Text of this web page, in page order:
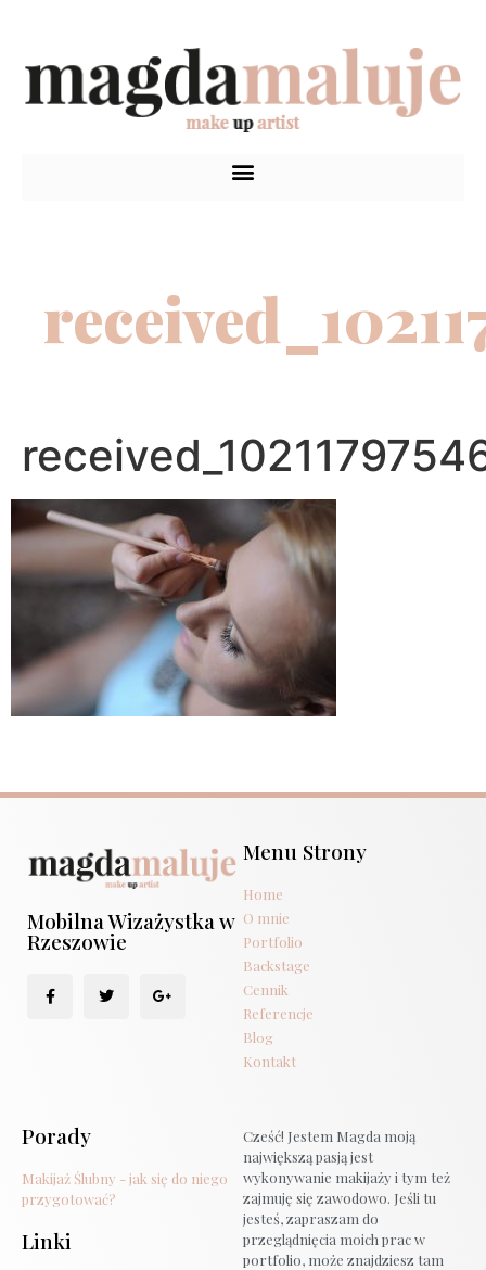
Mobilna Wizażystka w
Rzeszowie
Menu Strony
Home
O mnie
Portfolio
Backstage
Cennik
Referencje
Blog
Kontakt
Porady
Makijaż Ślubny - jak się do niego
przygotować?
Linki
Cześć! Jestem Magda moją
największą pasją jest
wykonywanie makijaży i tym też
zajmuję się zawodowo. Jeśli tu
jesteś, zapraszam do
przeglądnięcia moich prac w
portfolio, może znajdziesz tam